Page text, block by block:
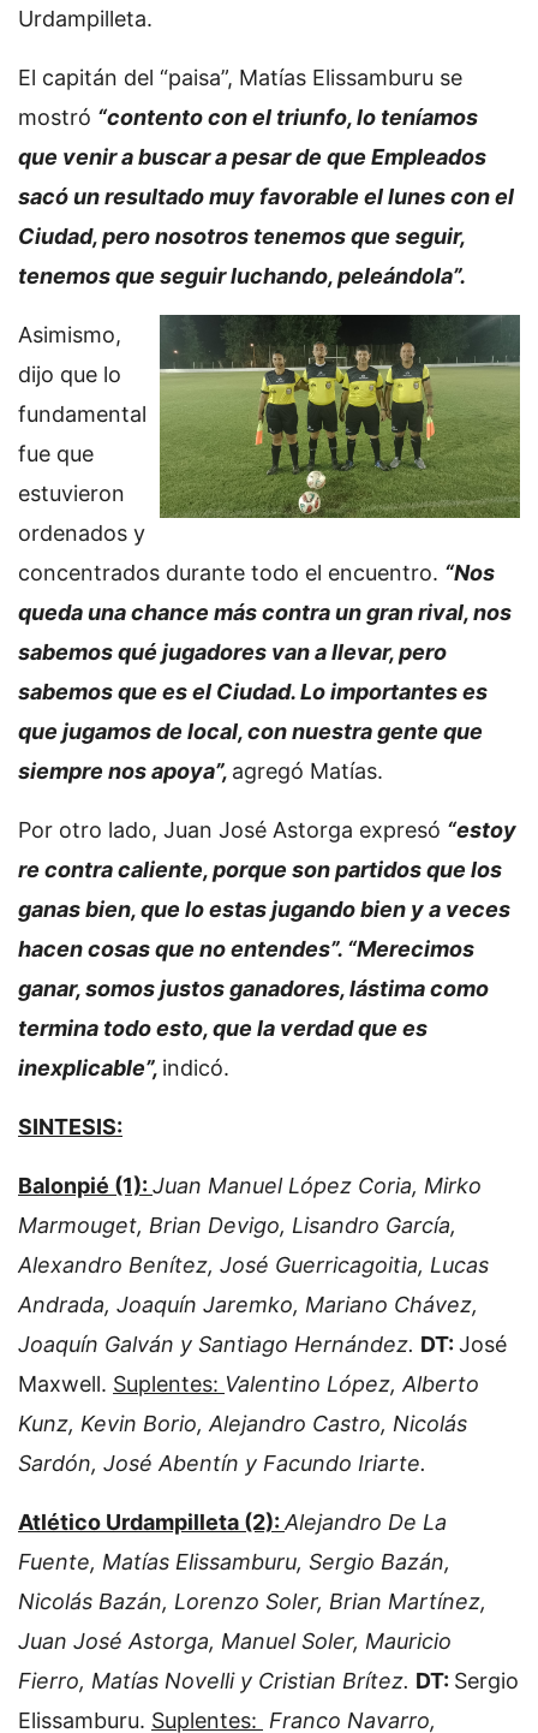
Urdampilleta.
El capitán del “paisa”, Matías Elissamburu se
mostró “contento con el triunfo, lo teníamos
que venir a buscar a pesar de que Empleados
sacó un resultado muy favorable el lunes con el
Ciudad, pero nosotros tenemos que seguir,
tenemos que seguir luchando, peleándola”.
Asimismo,
dijo que lo
fundamental
fue que
estuvieron
ordenados y
concentrados durante todo el encuentro. “Nos
queda una chance más contra un gran rival, nos
sabemos qué jugadores van a llevar, pero
sabemos que es el Ciudad. Lo importantes es
que jugamos de local, con nuestra gente que
siempre nos apoya”, agregó Matías.
Por otro lado, Juan José Astorga expresó “estoy
re contra caliente, porque son partidos que los
ganas bien, que lo estas jugando bien y a veces
hacen cosas que no entendes”. “Merecimos
ganar, somos justos ganadores, lástima como
termina todo esto, que la verdad que es
inexplicable”, indicó.
SINTESIS:
Balonpié (1): Juan Manuel López Coria, Mirko
Marmouget, Brian Devigo, Lisandro García,
Alexandro Benítez, José Guerricagoitia, Lucas
Andrada, Joaquín Jaremko, Mariano Chávez,
Joaquín Galván y Santiago Hernández. DT: José
Maxwell. Suplentes: Valentino López, Alberto
Kunz, Kevin Borio, Alejandro Castro, Nicolás
Sardón, José Abentín y Facundo Iriarte.
Atlético Urdampilleta (2): Alejandro De La
Fuente, Matías Elissamburu, Sergio Bazán,
Nicolás Bazán, Lorenzo Soler, Brian Martínez,
Juan José Astorga, Manuel Soler, Mauricio
Fierro, Matías Novelli y Cristian Brítez. DT: Sergio
Elissamburu. Suplentes: Franco Navarro,